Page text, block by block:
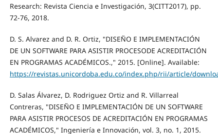
Research: Revista Ciencia e Investigación, 3(CITT2017), pp.
72-76, 2018.
D. S. Alvarez and D. R. Ortiz, "DISEÑO E IMPLEMENTACIÓN
DE UN SOFTWARE PARA ASISTIR PROCESODE ACREDITACIÓN
EN PROGRAMAS ACADÉMICOS.," 2015. [Online]. Available:
https://revistas.unicordoba.edu.co/index.php/rii/article/
D. Salas Álvarez, D. Rodriguez Ortiz and R. Villarreal
Contreras, "DISEÑO E IMPLEMENTACIÓN DE UN SOFTWARE
PARA ASISTIR PROCESOS DE ACREDITACIÓN EN PROGRAMAS
ACADÉMICOS," Ingeniería e Innovación, vol. 3, no. 1, 2015.